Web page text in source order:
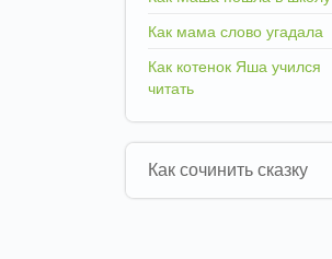
Как мама слово угадала
Как котенок Яша учился
читать
Как сочинить сказку